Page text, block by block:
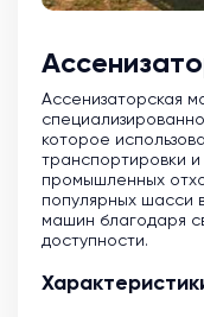
Ассенизаторская
которое
транспортировки и
промышленных
популярных шасси
машин благодаря
доступности.